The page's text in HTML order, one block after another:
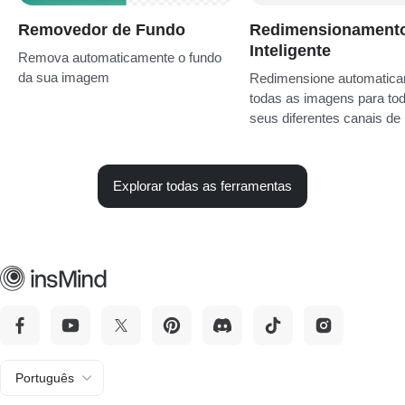
Removedor de Fundo
Remova automaticamente o fundo
da sua imagem
Inteligente
Redimensione
todas as imagens para
seus diferentes canais de
Explorar todas as ferramentas
Português